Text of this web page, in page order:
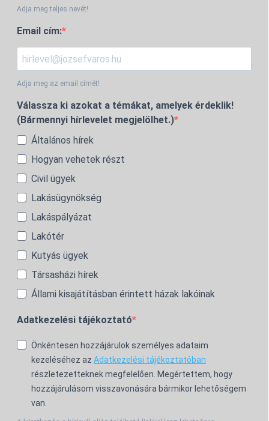
Adja meg teljes nevét!
Email cím:
Adja meg az email címét!
Válassza ki azokat a témákat, amelyek érdeklik!
(Bármennyi hírlevelet megjelölhet.)
Általános hírek
Hogyan vehetek részt
Civil ügyek
Lakásügynökség
Lakáspályázat
Lakótér
Kutyás ügyek
Társasházi hírek
Állami kisajátításban érintett házak lakóinak
Adatkezelési tájékoztató
Önkéntesen hozzájárulok személyes adataim
kezeléséhez az Adatkezelési tájékoztatóban
részletezetteknek megfelelően. Megértettem, hogy
hozzájárulásom visszavonására bármikor lehetőségem
van.